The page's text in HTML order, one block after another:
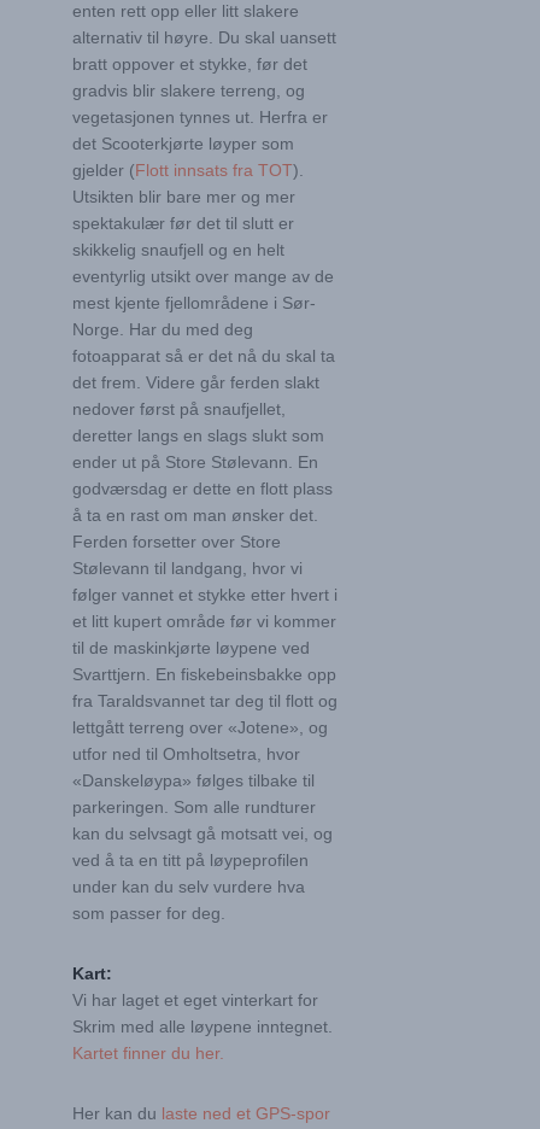
enten rett opp eller litt slakere
alternativ til høyre. Du skal uansett
bratt oppover et stykke, før det
gradvis blir slakere terreng, og
vegetasjonen tynnes ut. Herfra er
det Scooterkjørte løyper som
gjelder (Flott innsats fra TOT).
Utsikten blir bare mer og mer
spektakulær før det til slutt er
skikkelig snaufjell og en helt
eventyrlig utsikt over mange av de
mest kjente fjellområdene i Sør-
Norge. Har du med deg
fotoapparat så er det nå du skal ta
det frem. Videre går ferden slakt
nedover først på snaufjellet,
deretter langs en slags slukt som
ender ut på Store Stølevann. En
godværsdag er dette en flott plass
å ta en rast om man ønsker det.
Ferden forsetter over Store
Stølevann til landgang, hvor vi
følger vannet et stykke etter hvert i
et litt kupert område før vi kommer
til de maskinkjørte løypene ved
Svarttjern. En fiskebeinsbakke opp
fra Taraldsvannet tar deg til flott og
lettgått terreng over «Jotene», og
utfor ned til Omholtsetra, hvor
«Danskeløypa» følges tilbake til
parkeringen. Som alle rundturer
kan du selvsagt gå motsatt vei, og
ved å ta en titt på løypeprofilen
under kan du selv vurdere hva
som passer for deg.
Kart:
Vi har laget et eget vinterkart for
Skrim med alle løypene inntegnet.
Kartet finner du her.
Her kan du laste ned et GPS-spor